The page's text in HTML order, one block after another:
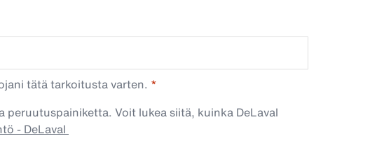
tätä tarkoitusta varten.
Voit lukea siitä, kuinka DeLaval
- DeLaval